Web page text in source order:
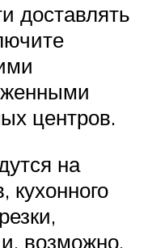
доставлять
центров.
на
кухонного
возможно,